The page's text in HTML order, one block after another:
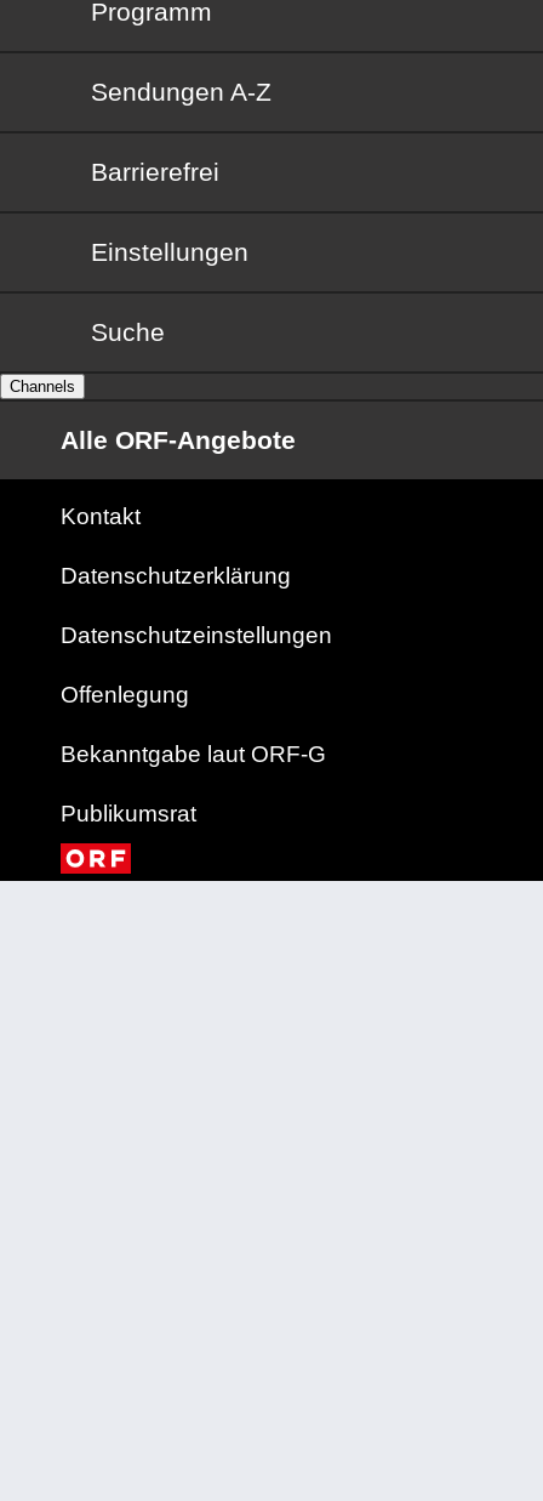
Programm
Sendungen von A bis Z
Sendungen A-Z
Barrierefrei
Barrierefrei
Einstellungen
Suche
Channels
Alle ORF-Angebote
Kontakt
Datenschutzerklärung
Datenschutzeinstellungen
Offenlegung
Bekanntgabe laut ORF-G
Publikumsrat